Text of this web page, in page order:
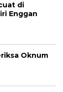
di
Enggan
Oknum